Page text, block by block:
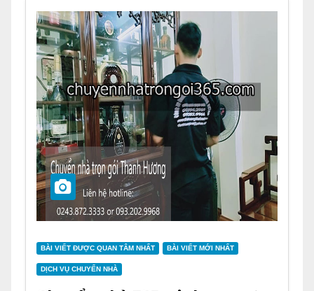
BÀI VIẾT ĐƯỢC QUAN TÂM NHẤT BÀI VIẾT MỚI NHẤT
DỊCH VỤ CHUYỂN NHÀ